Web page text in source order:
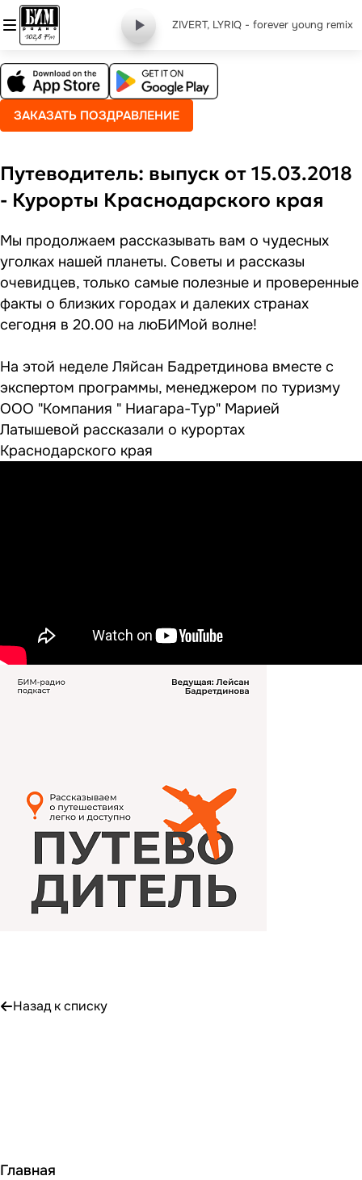
ZIVERT, LYRIQ - forever young remix
ЗАКАЗАТЬ ПОЗДРАВЛЕНИЕ
Путеводитель: выпуск от 15.03.2018
- Курорты Краснодарского края
Мы продолжаем рассказывать вам о чудесных
уголках нашей планеты. Советы и рассказы
очевидцев, только самые полезные и проверенные
факты о близких городах и далеких странах
сегодня в 20.00 на люБИМой волне!
На этой неделе Ляйсан Бадретдинова вместе с
экспертом программы, менеджером по туризму
ООО "Компания " Ниагара-Тур" Марией
Латышевой рассказали о курортах
Краснодарского края
Назад к списку
Главная